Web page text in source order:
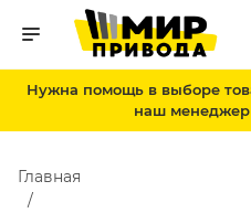
Нужна помощь в выборе
наш
Главная